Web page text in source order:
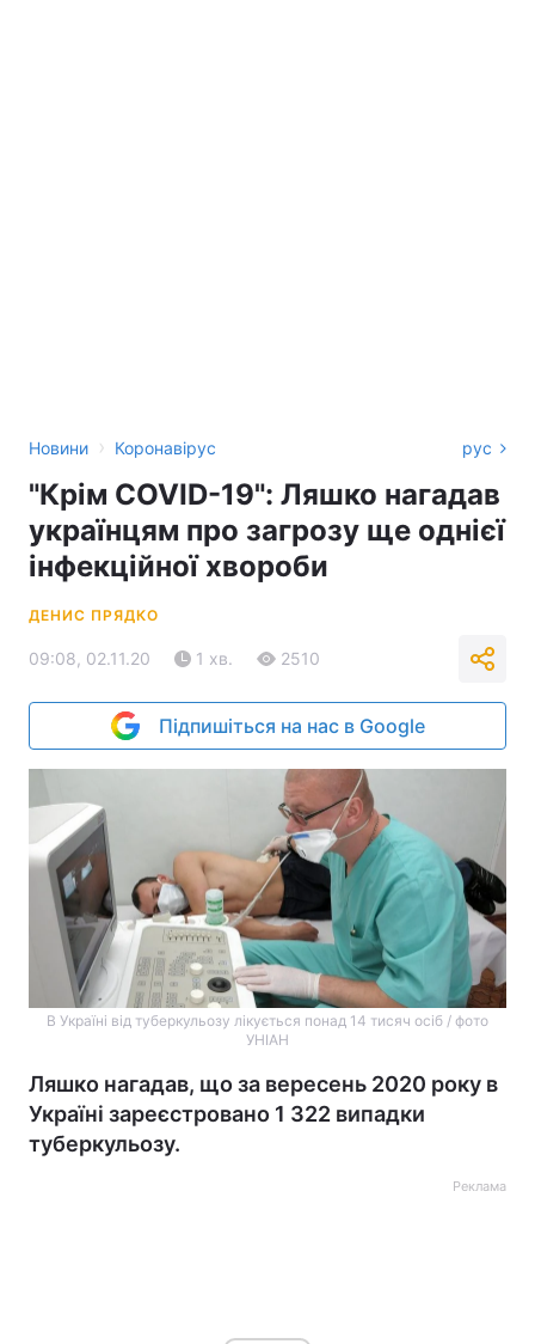
Новини › Коронавірус рус
"Крім COVID-19": Ляшко нагадав
українцям про загрозу ще однієї
інфекційної хвороби
ДЕНИС ПРЯДКО
09:08, 02.11.20 1 хв. 2510
Підпишіться на нас в Google
В Україні від туберкульозу лікується понад 14 тисяч оcіб / фото
УНІАН
Ляшко нагадав, що за вересень 2020 року в
Україні зареєстровано 1 322 випадки
туберкульозу.
Реклама